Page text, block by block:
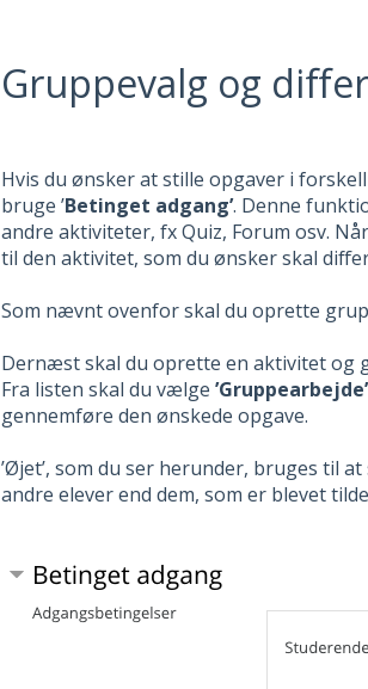
Gruppevalg og
Hvis du ønsker at stille opgaver i
bruge ’Betinget adgang’. Denne
andre aktiviteter, fx Quiz, Forum osv.
til den aktivitet, som du ønsker skal
Som nævnt ovenfor skal du oprette
Dernæst skal du oprette en aktivitet og
Fra listen skal du vælge ’Gruppearbejde’
gennemføre den ønskede opgave.
’Øjet’, som du ser herunder, bruges til
andre elever end dem, som er blevet